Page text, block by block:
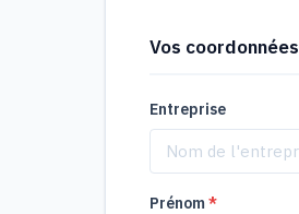
Vos coordonnées
Entreprise
Prénom*